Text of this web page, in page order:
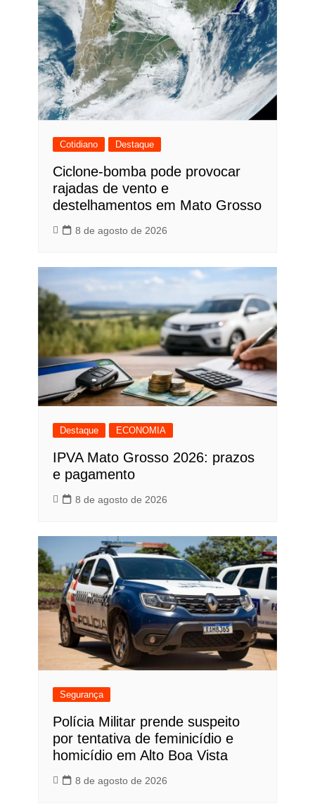
Cotidiano Destaque
Ciclone-bomba pode provocar
rajadas de vento e
destelhamentos em Mato Grosso
8 de agosto de 2026
Destaque ECONOMIA
IPVA Mato Grosso 2026: prazos
e pagamento
8 de agosto de 2026
Segurança
Polícia Militar prende suspeito
por tentativa de feminicídio e
homicídio em Alto Boa Vista
8 de agosto de 2026